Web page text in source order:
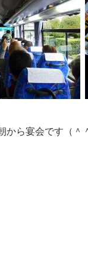
から宴会です（＾